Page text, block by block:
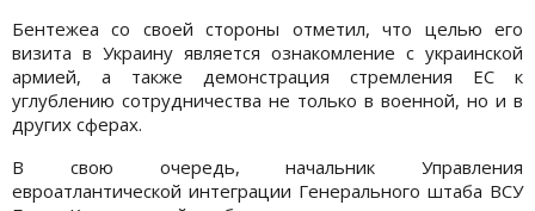
Бентежеа со своей стороны отметил, что целью его
визита в Украину является ознакомление с украинской
армией, а также демонстрация стремления ЕС к
углублению сотрудничества не только в военной, но и в
других сферах.
В свою очередь, начальник Управления
евроатлантической интеграции Генерального штаба ВСУ